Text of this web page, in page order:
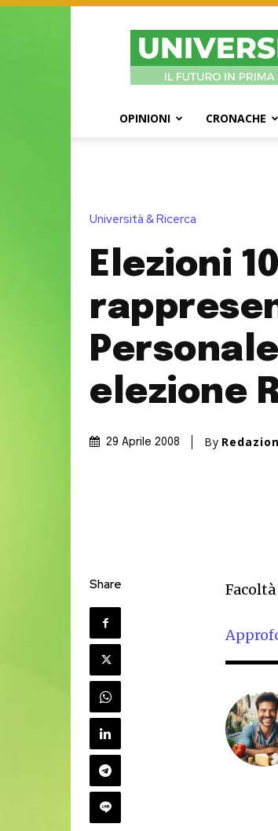
OPINIONI CRONACHE
Università & Ricerca
Elezioni
elezione
29 Aprile 2008 By
Share